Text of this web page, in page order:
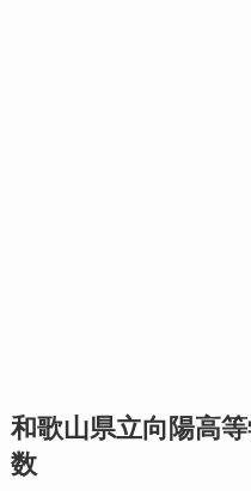
和歌山県立向陽高
数